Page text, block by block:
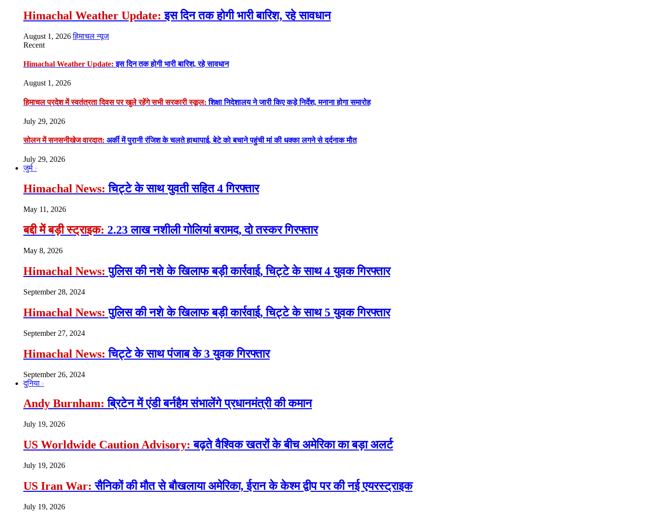
Himachal Weather Update: इस दिन तक होगी भारी बारिश, रहे सावधान
August 1, 2026 हिमाचल न्यूज़
Recent
Himachal Weather Update: इस दिन तक होगी भारी बारिश, रहे सावधान
August 1, 2026
हिमाचल प्रदेश में स्वतंत्रता दिवस पर खुले रहेंगे सभी सरकारी स्कूल: शिक्षा निदेशालय ने जारी किए कड़े निर्देश, मनाना होगा समारोह
July 29, 2026
सोलन में सनसनीखेज वारदात: अर्की में पुरानी रंजिश के चलते हाथापाई, बेटे को बचाने पहुंची मां की धक्का लगने से दर्दनाक मौत
July 29, 2026
जुर्म
Himachal News: चिट्टे के साथ युवती सहित 4 गिरफ्तार
May 11, 2026
बद्दी में बड़ी स्ट्राइक: 2.23 लाख नशीली गोलियां बरामद, दो तस्कर गिरफ्तार
May 8, 2026
Himachal News: पुलिस की नशे के खिलाफ बड़ी कार्रवाई, चिट्टे के साथ 4 युवक गिरफ्तार
September 28, 2024
Himachal News: पुलिस की नशे के खिलाफ बड़ी कार्रवाई, चिट्टे के साथ 5 युवक गिरफ्तार
September 27, 2024
Himachal News: चिट्टे के साथ पंजाब के 3 युवक गिरफ्तार
September 26, 2024
दुनिया
Andy Burnham: ब्रिटेन में एंडी बर्नहैम संभालेंगे प्रधानमंत्री की कमान
July 19, 2026
US Worldwide Caution Advisory: बढ़ते वैश्विक खतरों के बीच अमेरिका का बड़ा अलर्ट
July 19, 2026
US Iran War: सैनिकों की मौत से बौखलाया अमेरिका, ईरान के केश्म द्वीप पर की नई एयरस्ट्राइक
July 19, 2026